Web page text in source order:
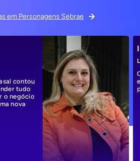
em Personagens Sebrae
contou
tudo
o negócio
nova